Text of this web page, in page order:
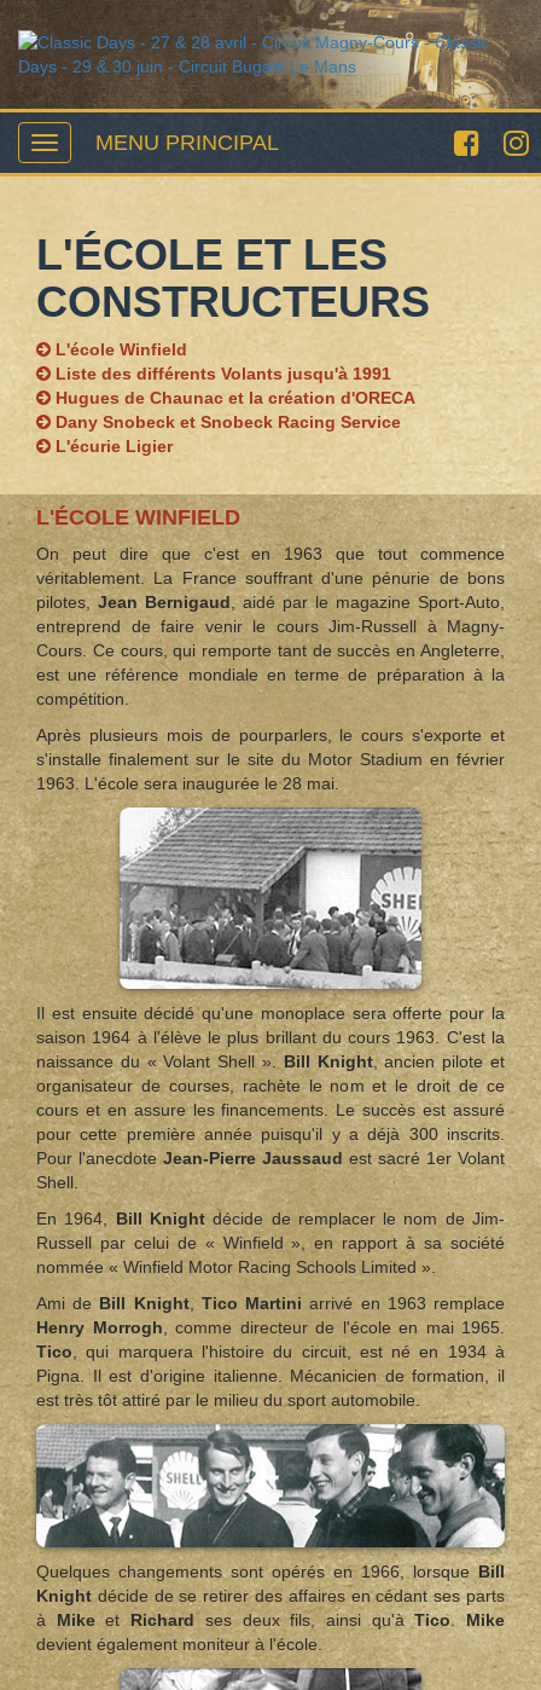
MENU PRINCIPAL
L'ÉCOLE ET LES
CONSTRUCTEURS
L'école Winfield
Liste des différents Volants jusqu'à 1991
Hugues de Chaunac et la création d'ORECA
Dany Snobeck et Snobeck Racing Service
L'écurie Ligier
L'ÉCOLE WINFIELD
On peut dire que c'est en 1963 que tout commence
véritablement. La France souffrant d'une pénurie de bons
pilotes, Jean Bernigaud , aidé par le magazine Sport-Auto,
entreprend de faire venir le cours Jim-Russell à Magny-
Cours. Ce cours, qui remporte tant de succès en Angleterre,
est une référence mondiale en terme de préparation à la
compétition.
Après plusieurs mois de pourparlers, le cours s'exporte et
s'installe finalement sur le site du Motor Stadium en février
1963. L'école sera inaugurée le 28 mai.
Il est ensuite décidé qu'une monoplace sera offerte pour la
saison 1964 à l'élève le plus brillant du cours 1963. C'est la
naissance du « Volant Shell ». Bill Knight, ancien pilote et
organisateur de courses, rachète le nom et le droit de ce
cours et en assure les financements. Le succès est assuré
pour cette première année puisqu'il y a déjà 300 inscrits.
Pour l'anecdoteJean‑Pierre Jaussaud est sacré 1er Volant
Shell.
En 1964,Bill Knightdécide de remplacer le nom de Jim-
Russell par celui de « Winfield », en rapport à sa société
nommée « Winfield Motor Racing Schools Limited ».
Ami deBill Knight, Tico Martini arrivé en 1963 remplace
Henry Morrogh , comme directeur de l'école en mai 1965.
Tico , qui marquera l'histoire du circuit, est né en 1934 à
Pigna. Il est d'origine italienne. Mécanicien de formation, il
est très tôt attiré par le milieu du sport automobile.
Quelques changements sont opérés en 1966, lorsqueBill
Knightdécide de se retirer des affaires en cédant ses parts
à Mikeet Richardses deux fils, ainsi qu'àTico.Mike
devient également moniteur à l'école.